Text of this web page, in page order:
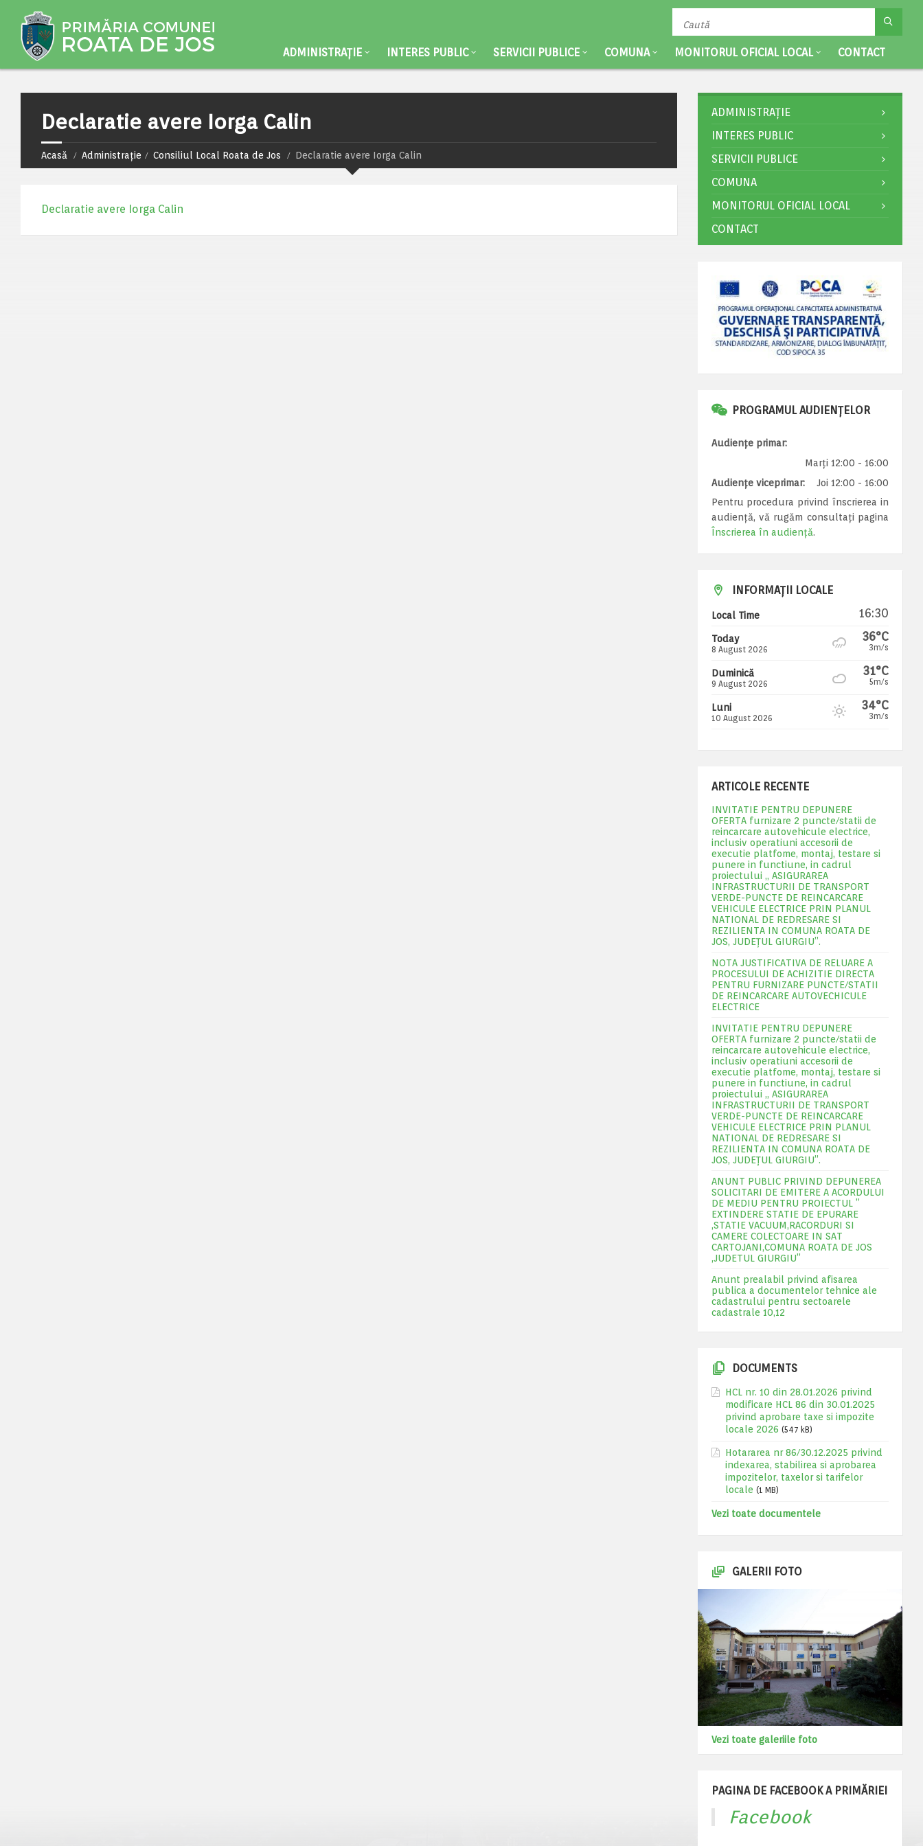
ADMINISTRAȚIE INTERES PUBLIC SERVICII PUBLICE COMUNA MONITORUL OFICIAL LOCAL CONTACT
Declaratie avere Iorga Calin
Acasă Administrație Consiliul Local Roata de Jos Declaratie avere Iorga Calin
Declaratie avere Iorga Calin
ADMINISTRAȚIE
INTERES PUBLIC
SERVICII PUBLICE
COMUNA
MONITORUL OFICIAL LOCAL
CONTACT
PROGRAMUL AUDIENȚELOR
Audiențe primar:
Marți 12:00 - 16:00
Audiențe viceprimar:
Joi 12:00 - 16:00
Pentru procedura privind înscrierea in
audiență, vă rugăm consultați pagina
Înscrierea în audiență.
INFORMAȚII LOCALE
Local Time 16:30
Today
8 August 2026
36°C
3m/s
Duminică
9 August 2026
31°C
5m/s
Luni
10 August 2026
34°C
3m/s
ARTICOLE RECENTE
INVITATIE PENTRU DEPUNERE
OFERTA furnizare 2 puncte/statii de
reincarcare autovehicule electrice,
inclusiv operatiuni accesorii de
executie platfome, montaj, testare si
punere in functiune, in cadrul
proiectului „ ASIGURAREA
INFRASTRUCTURII DE TRANSPORT
VERDE-PUNCTE DE REINCARCARE
VEHICULE ELECTRICE PRIN PLANUL
NATIONAL DE REDRESARE SI
REZILIENTA IN COMUNA ROATA DE
JOS, JUDEŢUL GIURGIU”.
NOTA JUSTIFICATIVA DE RELUARE A
PROCESULUI DE ACHIZITIE DIRECTA
PENTRU FURNIZARE PUNCTE/STATII
DE REINCARCARE AUTOVECHICULE
ELECTRICE
INVITATIE PENTRU DEPUNERE
OFERTA furnizare 2 puncte/statii de
reincarcare autovehicule electrice,
inclusiv operatiuni accesorii de
executie platfome, montaj, testare si
punere in functiune, in cadrul
proiectului „ ASIGURAREA
INFRASTRUCTURII DE TRANSPORT
VERDE-PUNCTE DE REINCARCARE
VEHICULE ELECTRICE PRIN PLANUL
NATIONAL DE REDRESARE SI
REZILIENTA IN COMUNA ROATA DE
JOS, JUDEŢUL GIURGIU”.
ANUNT PUBLIC PRIVIND DEPUNEREA
SOLICITARI DE EMITERE A ACORDULUI
DE MEDIU PENTRU PROIECTUL ”
EXTINDERE STATIE DE EPURARE
,STATIE VACUUM,RACORDURI SI
CAMERE COLECTOARE IN SAT
CARTOJANI,COMUNA ROATA DE JOS
,JUDETUL GIURGIU”
Anunt prealabil privind afisarea
publica a documentelor tehnice ale
cadastrului pentru sectoarele
cadastrale 10,12
DOCUMENTS
HCL nr. 10 din 28.01.2026 privind
modificare HCL 86 din 30.01.2025
privind aprobare taxe si impozite
locale 2026 (547 kB)
Hotararea nr 86/30.12.2025 privind
indexarea, stabilirea si aprobarea
impozitelor, taxelor si tarifelor
locale (1 MB)
Vezi toate documentele
GALERII FOTO
Vezi toate galeriile foto
PAGINA DE FACEBOOK A PRIMĂRIEI
Facebook